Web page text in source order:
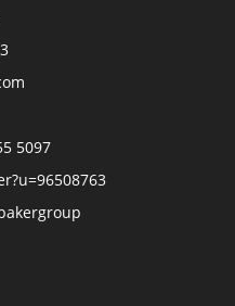
5097